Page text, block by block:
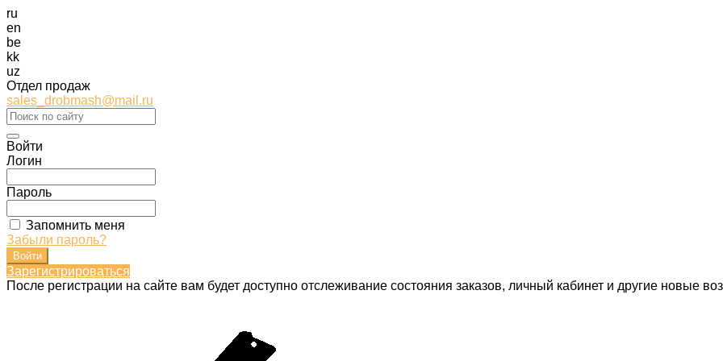
ru
en
be
kk
uz
Отдел продаж
sales_drobmash@mail.ru
Войти
Логин
Пароль
Запомнить меня
Забыли пароль?
Зарегистрироваться
После регистрации на сайте вам будет доступно отслеживание состояния заказов, личный кабинет и другие новые